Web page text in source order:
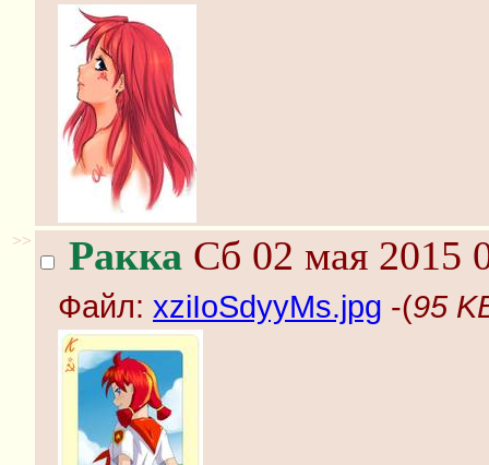
>> Ракка Сб 02 мая 2015
Файл: xziIoSdyyMs.jpg -(95